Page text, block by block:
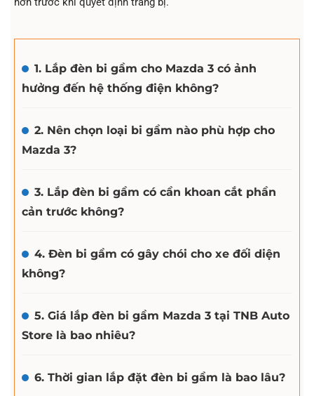
1. Lắp đèn bi gầm cho Mazda 3 có ảnh
hưởng đến hệ thống điện không?
2. Nên chọn loại bi gầm nào phù hợp cho
Mazda 3?
3. Lắp đèn bi gầm có cần khoan cắt phần
cản trước không?
4. Đèn bi gầm có gây chói cho xe đối diện
không?
5. Giá lắp đèn bi gầm Mazda 3 tại TNB Auto
Store là bao nhiêu?
6. Thời gian lắp đặt đèn bi gầm là bao lâu?